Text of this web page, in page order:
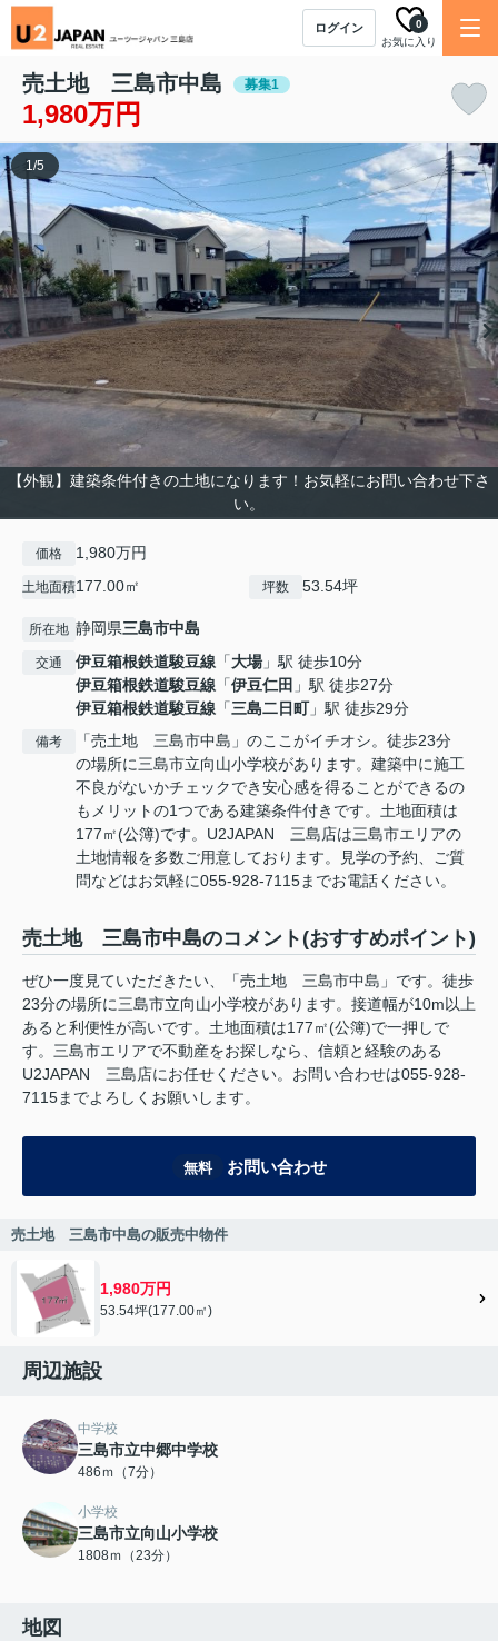
ログイン
お気に入り
0
売土地 三島市中島 募集1
1,980万円
【外観】建築条件付きの土地になります！お気軽にお問い合わせ下さ
い。
1/5
価格 1,980万円
土地面積177.00㎡ 坪数 53.54坪
所在地 静岡県三島市中島
交通 伊豆箱根鉄道駿豆線 「大場」駅 徒歩10分
伊豆箱根鉄道駿豆線 「伊豆仁田 」駅 徒歩27分
伊豆箱根鉄道駿豆線 「三島二日町」駅 徒歩29分
備考
「売土地 三島市中島」のここがイチオシ。徒歩23分
の場所に三島市立向山小学校があります。建築中に施工
不良がないかチェックでき安心感を得ることができるの
もメリットの1つである建築条件付きです。土地面積は
177㎡(公簿)です。U2JAPAN 三島店は三島市エリアの
土地情報を多数ご用意しております。見学の予約、ご質
問などはお気軽に055-928-7115までお電話ください。
売土地 三島市中島のコメント(おすすめポイント)
ぜひ一度見ていただきたい、「売土地 三島市中島」です。徒歩
23分の場所に三島市立向山小学校があります。接道幅が10m以上
あると利便性が高いです。土地面積は177㎡(公簿)で一押しで
す。三島市エリアで不動産をお探しなら、信頼と経験のある
U2JAPAN 三島店にお任せください。お問い合わせは055-928-
7115までよろしくお願いします。
無料 お問い合わせ
売土地 三島市中島の販売中物件
1,980万円
53.54坪(177.00㎡)
周辺施設
中学校
三島市立中郷中学校
486ｍ（7分）
小学校
三島市立向山小学校
1808ｍ（23分）
地図